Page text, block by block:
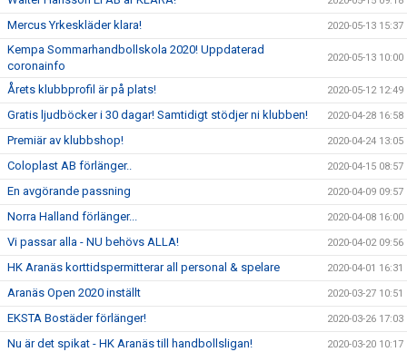
Mercus Yrkeskläder klara! 2020-05-13 15:37
Kempa Sommarhandbollskola 2020! Uppdaterad
coronainfo
2020-05-13 10:00
Årets klubbprofil är på plats! 2020-05-12 12:49
Gratis ljudböcker i 30 dagar! Samtidigt stödjer ni klubben! 2020-04-28 16:58
Premiär av klubbshop! 2020-04-24 13:05
Coloplast AB förlänger.. 2020-04-15 08:57
En avgörande passning 2020-04-09 09:57
Norra Halland förlänger... 2020-04-08 16:00
Vi passar alla - NU behövs ALLA! 2020-04-02 09:56
HK Aranäs korttidspermitterar all personal & spelare 2020-04-01 16:31
Aranäs Open 2020 inställt 2020-03-27 10:51
EKSTA Bostäder förlänger! 2020-03-26 17:03
Nu är det spikat - HK Aranäs till handbollsligan! 2020-03-20 10:17